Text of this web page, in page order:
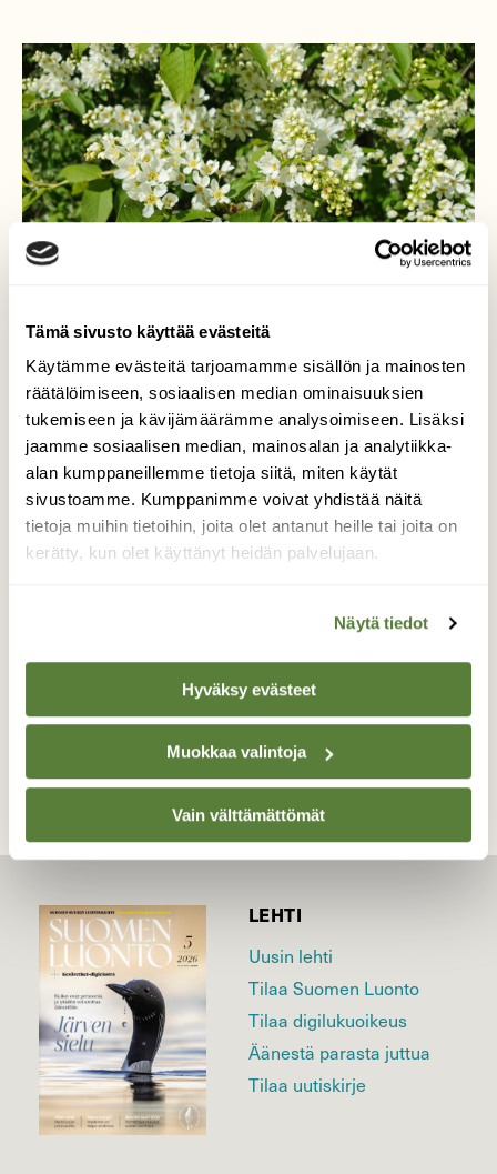
Tämä sivusto käyttää evästeitä
Käytämme evästeitä tarjoamamme sisällön ja mainosten
räätälöimiseen, sosiaalisen median ominaisuuksien
tukemiseen ja kävijämäärämme analysoimiseen. Lisäksi
jaamme sosiaalisen median, mainosalan ja analytiikka-
alan kumppaneillemme tietoja siitä, miten käytät
sivustoamme. Kumppanimme voivat yhdistää näitä
tietoja muihin tietoihin, joita olet antanut heille tai joita on
kerätty, kun olet käyttänyt heidän palvelujaan.
Näytä tiedot
Hyväksy evästeet
Muokkaa valintoja
Vain välttämättömät
Tuomi kukkii
Tuomi kukkii Jyväskylässä 19.5.2025, ja sen
oksalla on pieni kaksipistepirkkokin.
Valokuvaaja: Pirkko Tuulihovi, Jyväskylä 19.5.2025
LEHTI
Uusin lehti
Tilaa Suomen Luonto
Tilaa digilukuoikeus
Äänestä parasta juttua
Tilaa uutiskirje